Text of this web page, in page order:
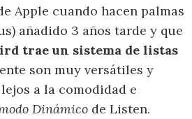
Apple cuando hacen palmas
añadido 3 años tarde y que
trae un sistema de listas
son muy versátiles y
a la comodidad e
Dinámico de Listen.